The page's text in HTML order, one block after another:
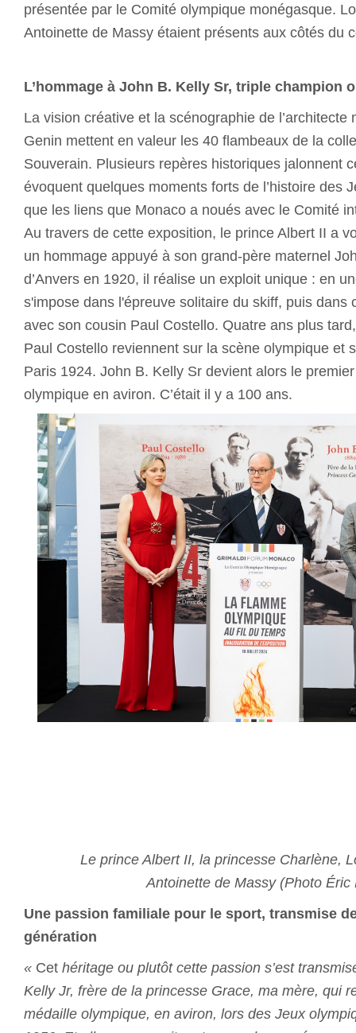
présentée par le Comité olympique monégasque.
Antoinette de Massy étaient présents aux côtés du
L’hommage à John B. Kelly Sr, triple champion
La vision créative et la scénographie de l’architecte
Genin mettent en valeur les 40 flambeaux de la
Souverain. Plusieurs repères historiques jalonnent
évoquent quelques moments forts de l’histoire des
que les liens que Monaco a noués avec le Comité
Au travers de cette exposition, le prince Albert II a
un hommage appuyé à son grand-père maternel
d’Anvers en 1920, il réalise un exploit unique : en
s'impose dans l'épreuve solitaire du skiff, puis dans
avec son cousin Paul Costello. Quatre ans plus
Paul Costello reviennent sur la scène olympique et
Paris 1924. John B. Kelly Sr devient alors le
olympique en aviron. C’était il y a 100 ans.
Le prince Albert II, la princesse Charlène,
Antoinette de Massy (Photo
Une passion familiale pour le sport, transmise
génération
« Cet héritage ou plutôt cette passion s’est
Kelly Jr, frère de la princesse Grace, ma mère, qui
médaille olympique, en aviron, lors des Jeux